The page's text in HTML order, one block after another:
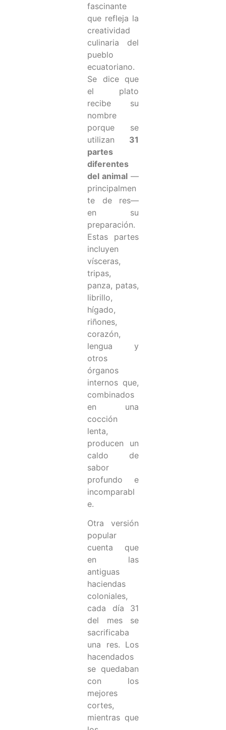
fascinante
que refleja la
creatividad
culinaria del
pueblo
ecuatoriano.
Se dice que
el plato
recibe su
nombre
porque se
utilizan 31
partes
diferentes
del animal —
principalmen
te de res—
en su
preparación.
Estas partes
incluyen
vísceras,
tripas,
panza, patas,
librillo,
hígado,
riñones,
corazón,
lengua y
otros
órganos
internos que,
combinados
en una
cocción
lenta,
producen un
caldo de
sabor
profundo e
incomparabl
e.
Otra versión
popular
cuenta que
en las
antiguas
haciendas
coloniales,
cada día 31
del mes se
sacrificaba
una res. Los
hacendados
se quedaban
con los
mejores
cortes,
mientras que